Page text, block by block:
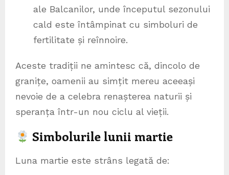
ale Balcanilor, unde începutul sezonului
cald este întâmpinat cu simboluri de
fertilitate și reînnoire.
Aceste tradiții ne amintesc că, dincolo de
granițe, oamenii au simțit mereu aceeași
nevoie de a celebra renașterea naturii și
speranța într-un nou ciclu al vieții.
Simbolurile lunii martie
Luna martie este strâns legată de: